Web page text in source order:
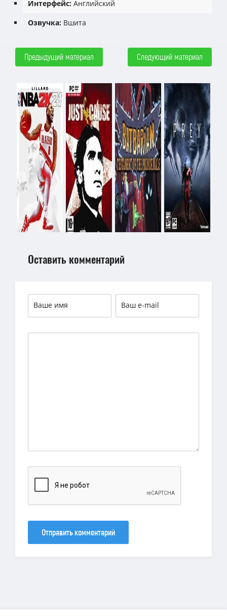
Интерфейс: Английский
Озвучка: Вшита
Предыдущий материал Следующий материал
Оставить комментарий
Отправить комментарий